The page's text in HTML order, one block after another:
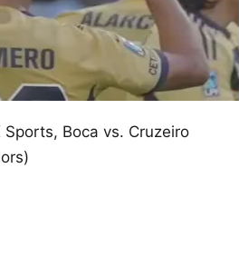
Sports, Boca vs. Cruzeiro